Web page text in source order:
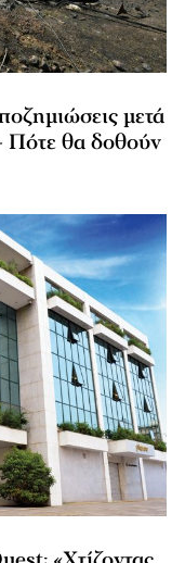
μετά
Πότε θα δοθούν